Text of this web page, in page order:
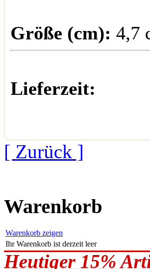
Größe (cm): 4,7
Lieferzeit:
[ Zurück ]
Warenkorb
Warenkorb zeigen
Ihr Warenkorb ist derzeit leer
Heutiger 15%